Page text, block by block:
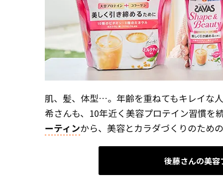
肌、髪、体型…。年齢を重ねてもキレイな
希さんも、10年近く美容プロテイン習慣を
ーティンから、美容とカラダづくりのため
後藤さんの美